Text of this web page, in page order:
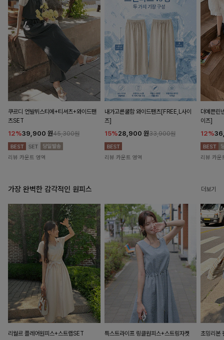
쿠르디 언발뷔스티에+티셔츠+와이드팬
츠SET
12%39,900 원45,300원
리뷰 카운트 영역
내가고른쿨함 와이드팬츠[FREE,L사이
즈]
15%28,900 원33,900원
리뷰 카운트 영역
더예쁜린
이즈]
12%
리뷰 카운
가장 완벽한 감각적인 원피스 더보기
리월르 플레어원피스+스트랩SET
특스트라이프 링클원피스+스트링자켓
초밍리본